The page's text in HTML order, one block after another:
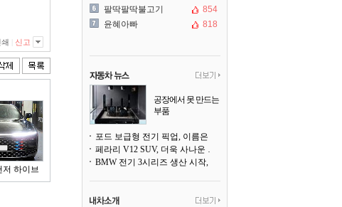
쇄 신고
저 하이브
팔딱팔딱불고기
854
윤혜아빠
818
공장에서 못 만드는
부품
어낸다
페라리 V12 SUV, 더욱 사나운 얼굴로 돌아온다